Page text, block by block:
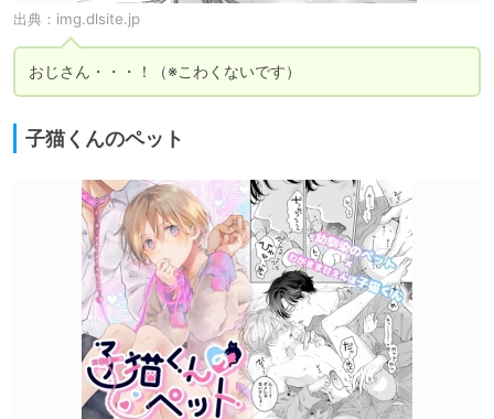
出典： img.dlsite.jp
おじさん・・・！（※こわくないです）
子猫くんのペット